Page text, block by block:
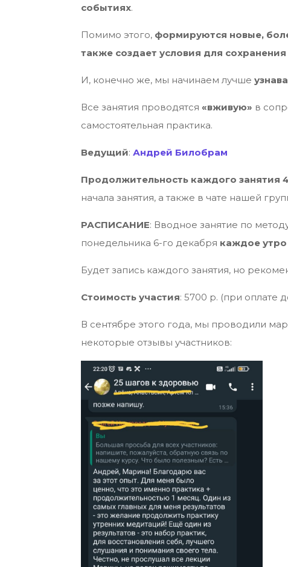
событиях.
Помимо этого, формируются новые,
также создает условия для
И, конечно же, мы начинаем лучше
Все занятия проводятся «вживую» в
самостоятельная практика.
Ведущий:Андрей Билобрам
Продолжительность каждого занятия
начала занятия, а также в чате нашей
РАСПИСАНИЕ: Вводное занятие по
понедельника 6-го декабря каждое утро
Будет запись каждого занятия, но
Стоимость участия: 5700 р. (при оплате
В сентябре этого года, мы проводили
некоторые отзывы участников: